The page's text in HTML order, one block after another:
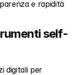
e rapidità
self-
digitali per